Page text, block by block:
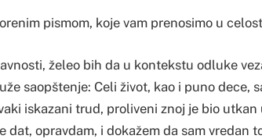
pismom, koje vam prenosimo u
želeo bih da u kontekstu odluke
saopštenje: Celi život, kao i puno dece,
iskazani trud, proliveni znoj je bio
dat, opravdam, i dokažem da sam vredan